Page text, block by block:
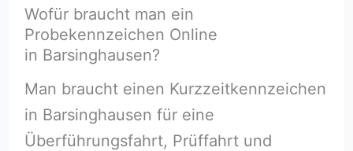
Wofür braucht man ein
Probekennzeichen Online
in Barsinghausen?
Man braucht einen Kurzzeitkennzeichen
in Barsinghausen für eine
Überführungsfahrt, Prüffahrt und